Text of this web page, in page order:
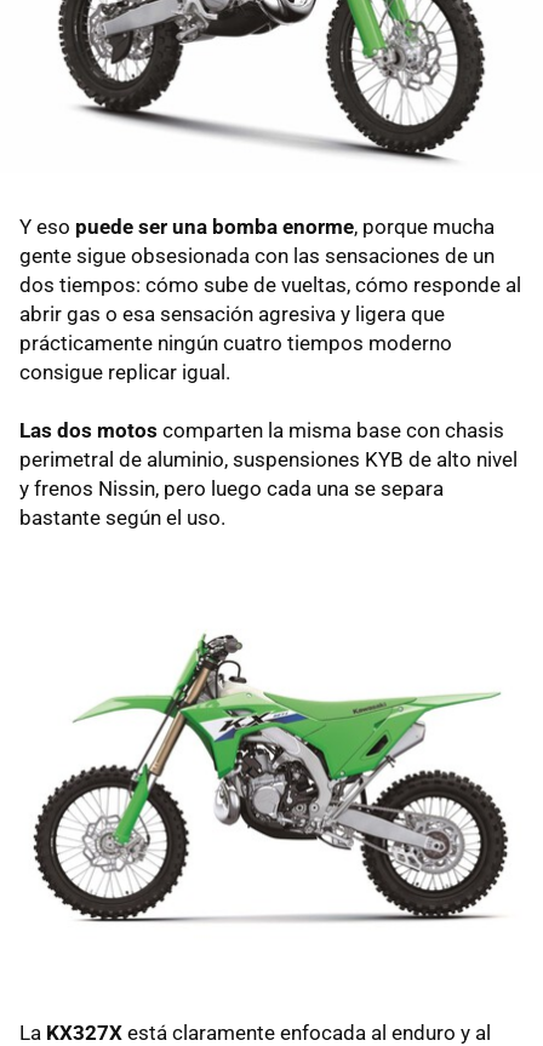
Y eso puede ser una bomba enorme, porque mucha
gente sigue obsesionada con las sensaciones de un
dos tiempos: cómo sube de vueltas, cómo responde al
abrir gas o esa sensación agresiva y ligera que
prácticamente ningún cuatro tiempos moderno
consigue replicar igual.
Las dos motos comparten la misma base con chasis
perimetral de aluminio, suspensiones KYB de alto nivel
y frenos Nissin, pero luego cada una se separa
bastante según el uso.
La KX327X está claramente enfocada al enduro y al